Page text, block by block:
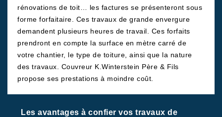
rénovations de toit… les factures se présenteront sous
forme forfaitaire. Ces travaux de grande envergure
demandent plusieurs heures de travail. Ces forfaits
prendront en compte la surface en mètre carré de
votre chantier, le type de toiture, ainsi que la nature
des travaux. Couvreur K.Winterstein Père & Fils
propose ses prestations à moindre coût.
Les avantages à confier vos travaux de